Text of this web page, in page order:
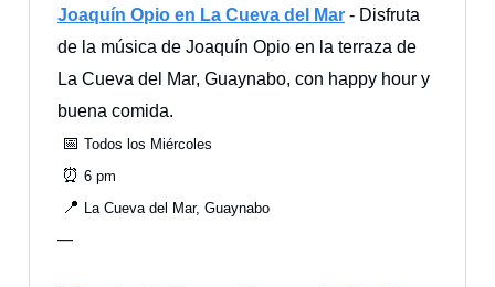
Joaquín Opio en La Cueva del Mar - Disfruta
de la música de Joaquín Opio en la terraza de
La Cueva del Mar, Guaynabo, con happy hour y
buena comida.
📅 Todos los Miércoles
⏰ 6 pm
📍 La Cueva del Mar, Guaynabo
—